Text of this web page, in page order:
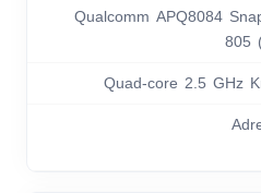
Qualcomm APQ8084
805
Quad-core 2.5 GHz